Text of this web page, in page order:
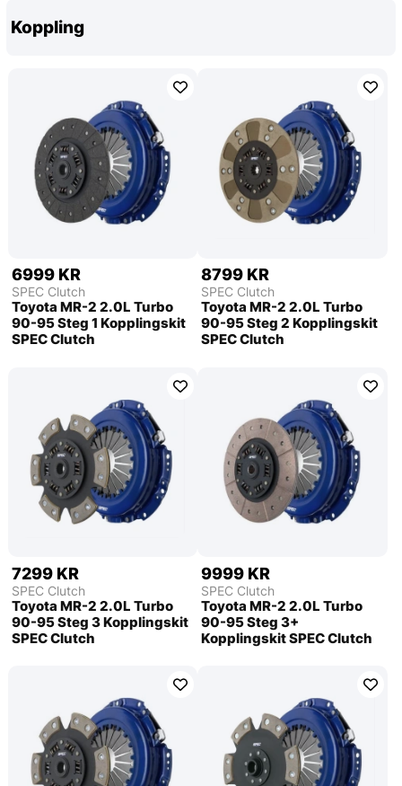
Koppling
6999 KR
SPEC Clutch
Toyota MR-2 2.0L Turbo
90-95 Steg 1 Kopplingskit
SPEC Clutch
8799 KR
SPEC Clutch
Toyota MR-2 2.0L Turbo
90-95 Steg 2 Kopplingskit
SPEC Clutch
7299 KR
SPEC Clutch
Toyota MR-2 2.0L Turbo
90-95 Steg 3 Kopplingskit
SPEC Clutch
9999 KR
SPEC Clutch
Toyota MR-2 2.0L Turbo
90-95 Steg 3+
Kopplingskit SPEC Clutch